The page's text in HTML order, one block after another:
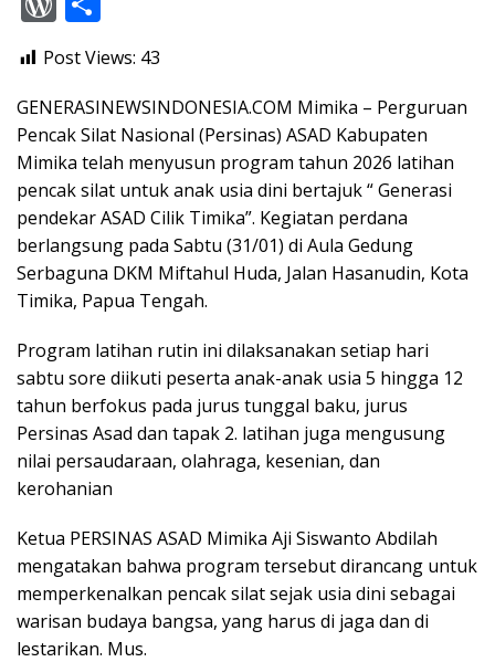
e
b
o
o
k
s
A
p
p
a
or
d
Pr
e
ss
ar
e
Post Views: 43
GENERASINEWSINDONESIA.COM Mimika – Perguruan
Pencak Silat Nasional (Persinas) ASAD Kabupaten
Mimika telah menyusun program tahun 2026 latihan
pencak silat untuk anak usia dini bertajuk “ Generasi
pendekar ASAD Cilik Timika”. Kegiatan perdana
berlangsung pada Sabtu (31/01) di Aula Gedung
Serbaguna DKM Miftahul Huda, Jalan Hasanudin, Kota
Timika, Papua Tengah.
Program latihan rutin ini dilaksanakan setiap hari
sabtu sore diikuti peserta anak-anak usia 5 hingga 12
tahun berfokus pada jurus tunggal baku, jurus
Persinas Asad dan tapak 2. latihan juga mengusung
nilai persaudaraan, olahraga, kesenian, dan
kerohanian
Ketua PERSINAS ASAD Mimika Aji Siswanto Abdilah
mengatakan bahwa program tersebut dirancang untuk
memperkenalkan pencak silat sejak usia dini sebagai
warisan budaya bangsa, yang harus di jaga dan di
lestarikan. Mus.